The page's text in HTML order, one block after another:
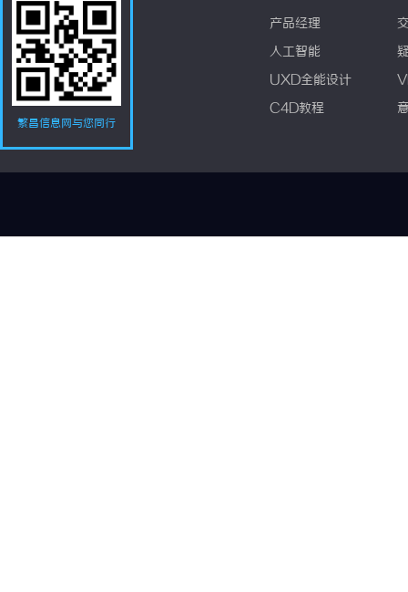
繁昌信息网与您同行
产品经理
人工智能
UXD全能设计
C4D教程